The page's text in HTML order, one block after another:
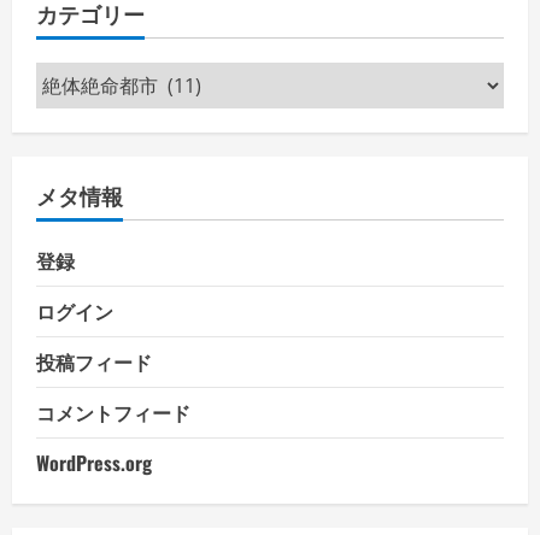
カテゴリー
カ
テ
ー
メタ情報
登録
ログイン
投稿フィード
コメントフィード
WordPress.org